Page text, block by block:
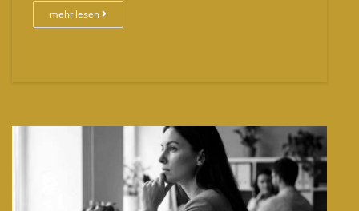
mehr lesen